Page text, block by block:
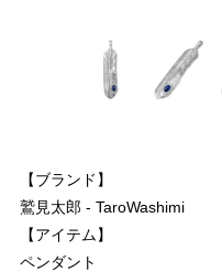
【ブランド】
鷲見太郎 - TaroWashimi
【アイテム】
ペンダント